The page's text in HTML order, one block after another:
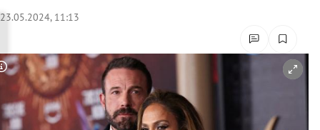
Untermenü
Untermenü
23.05.2024, 11:13
Copyright-Hinweis öffnen/schließen